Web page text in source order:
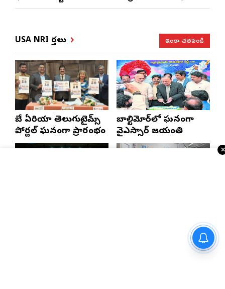
USA NRI వార్తలు ఇంకా చదవండి
బే ఏరియా తెలుగుటైమ్స్
పోర్టల్ ఘనంగా ప్రారంభం
బాల్టిమోర్‌లో ఘనంగా
వైఎస్సార్‌ జయంతి
ప్రధాని మోదీని కుటుంబ సమేతంగా